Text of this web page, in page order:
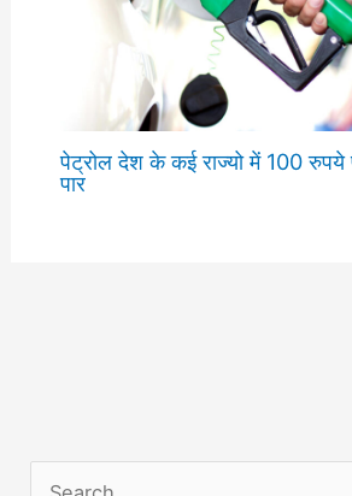
पेट्रोल देश के कई राज्यो में 100 रुपये
पार